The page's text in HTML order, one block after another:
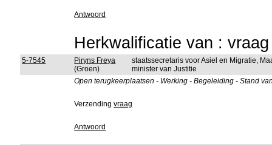
Antwoord
Herkwalificatie van :
5-7545
Piryns Freya
(Groen)
staatssecretaris voor Asiel en Migratie,
minister van Justitie
Open terugkeerplaatsen - Werking - Begeleiding - Stand
Verzendingvraag
Antwoord